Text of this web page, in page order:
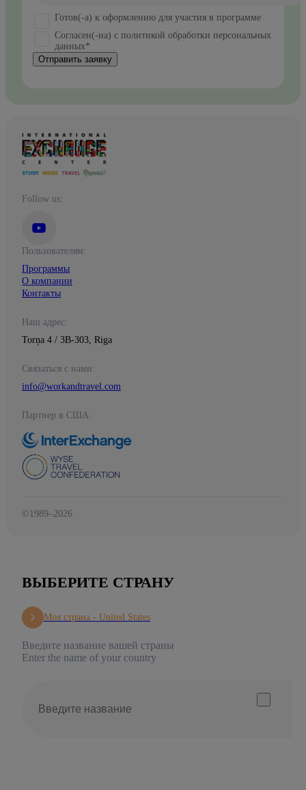
Готов(-а) к оформлению для участия в программе
Согласен(-на) с политикой обработки персональных
данных*
Отправить заявку
Follow us:
Пользователям:
Программы
О компании
Контакты
Наш адрес:
Torņa 4 / 3B-303, Riga
Связаться с нами:
info@workandtravel.com
Партнер в США:
©1989–2026
ВЫБЕРИТЕ СТРАНУ
Моя страна - United States
Введите название вашей страны
Enter the name of your country